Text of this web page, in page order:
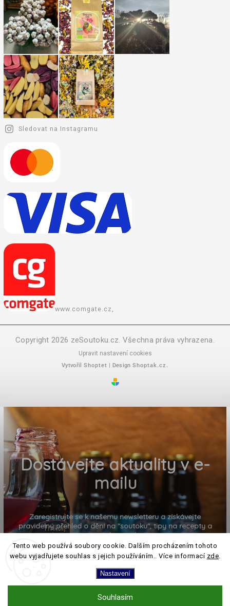
Tento web používá soubory cookie. Dalším procházením tohoto
webu vyjadřujete souhlas s jejich používáním.. Více informací zde.
Nastavení
Souhlasím
Sledovat na Instagramu
www.comgate.cz,
Copyright 2026 zeSoutoku.cz. Všechna práva vyhrazena.
Upravit nastavení cookies
Vytvořil Shoptet | Design Shoptak.cz.
Dostávejte aktuality v e-
mailu
Zaregistrujte se k našemu newsletteru a získávejte
pravidelný přehled o dění na "soutoku", tipy na recepty a
pozvánky na akce